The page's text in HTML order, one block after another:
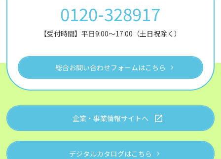
0120-328917
【受付時間】平日9:00～17:00（土日祝除く）
総合お問い合わせフォームはこちら
企業・事業情報サイトへ
デジタルカタログはこちら